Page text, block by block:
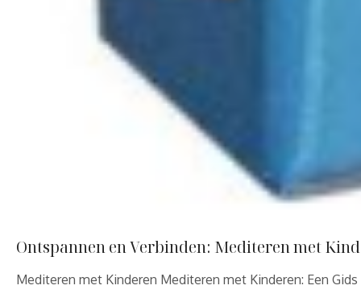
Ontspannen en Verbinden: Mediteren met
Mediteren met Kinderen Mediteren met Kinderen: Een